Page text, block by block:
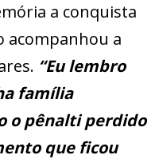
a conquista
acompanhou a
“Eu lembro
família
o pênalti perdido
que ficou